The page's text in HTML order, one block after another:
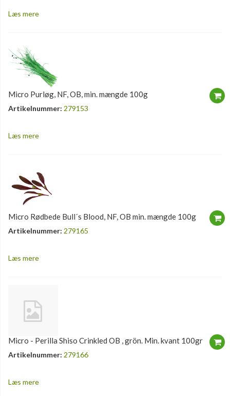
Læs mere
Micro Purløg, NF, OB, min. mængde 100g
Artikelnummer: 279153
Læs mere
Micro Rødbede Bull´s Blood, NF, OB min. mængde 100g
Artikelnummer: 279165
Læs mere
Micro - Perilla Shiso Crinkled OB , grön. Min. kvant 100gr
Artikelnummer: 279166
Læs mere